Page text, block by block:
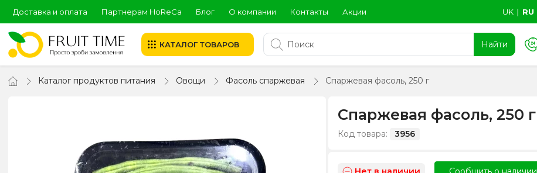
Доставка и оплата Партнерам HoReCa Блог О компании Контакты Акции UK ∣ RU
КАТАЛОГ ТОВАРОВ Найти
Каталог продуктов питания Овощи Фасоль спаржевая Спаржевая фасоль, 250 г
Спаржевая фасоль, 250 г
Код товара: 3956